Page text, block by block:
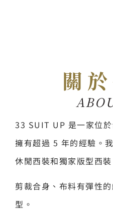
關
33 SUIT UP 是一家位於
擁有超過 5 年的經驗。
休閒西裝和獨家版型西
剪裁合身、布料有彈性
型。